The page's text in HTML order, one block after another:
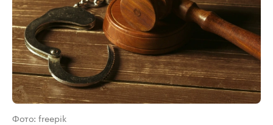
Фото: freepik